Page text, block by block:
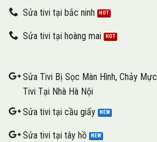
Sửa tivi tại bắc ninh
Sửa tivi tại hoàng mai
Sửa Tivi Bị Sọc Màn Hình, Chảy Mực
Tivi Tại Nhà Hà Nội
Sửa tivi tại cầu giấy
Sửa tivi tại tây hồ